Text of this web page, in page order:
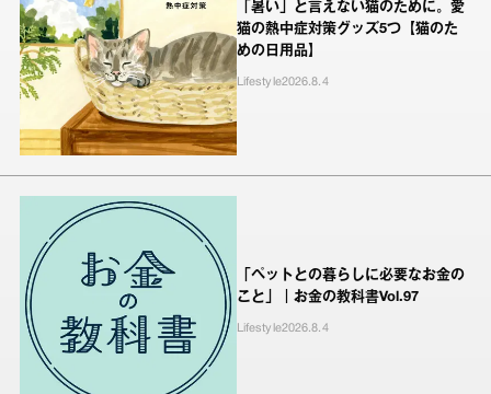
「暑い」と言えない猫のために。愛
猫の熱中症対策グッズ5つ【猫のた
めの日用品】
Lifestyle2026.8.4
「ペットとの暮らしに必要なお金の
こと」｜お金の教科書Vol.97
Lifestyle2026.8.4